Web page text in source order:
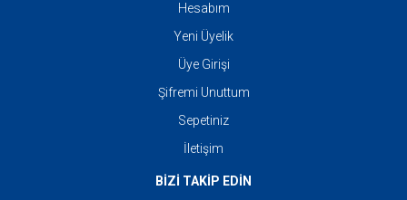
Hesabım
Yeni Üyelik
Üye Girişi
Şifremi Unuttum
Sepetiniz
İletişim
BİZİ TAKİP EDİN